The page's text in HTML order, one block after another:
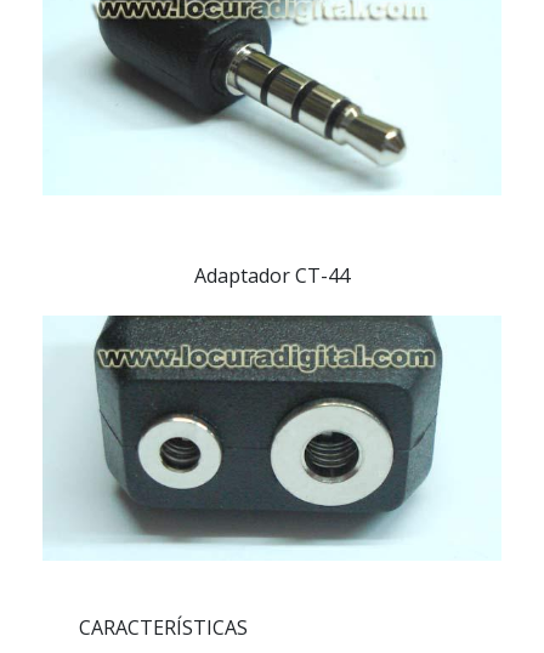
Adaptador CT-44
CARACTERÍSTICAS